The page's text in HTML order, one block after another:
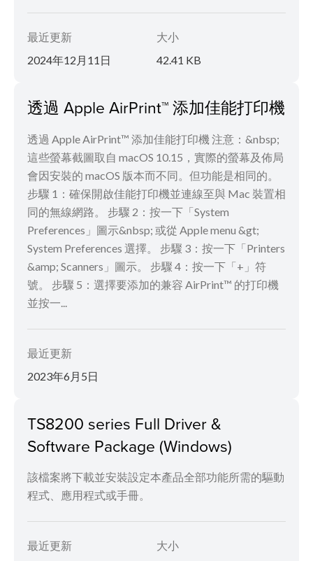
最近更新
2024年12月11日
大小
42.41 KB
透過 Apple AirPrint™ 添加佳能打印機
透過 Apple AirPrint™ 添加佳能打印機 注意：&nbsp;
這些螢幕截圖取自 macOS 10.15，實際的螢幕及佈局
會因安裝的 macOS 版本而不同。但功能是相同的。
步驟 1：確保開啟佳能打印機並連線至與 Mac 裝置相
同的無線網路。 步驟 2：按一下「System
Preferences」圖示&nbsp;​​​​ 或從 Apple menu &gt;
System Preferences 選擇。 步驟 3：按一下「Printers
&amp; Scanners」圖示。 步驟 4：按一下「+」符
號。 步驟 5：選擇要添加的兼容 AirPrint™ 的打印機
並按一...
最近更新
2023年6月5日
TS8200 series Full Driver &
Software Package (Windows)
該檔案將下載並安裝設定本產品全部功能所需的驅動
程式、應用程式或手冊。
最近更新 大小